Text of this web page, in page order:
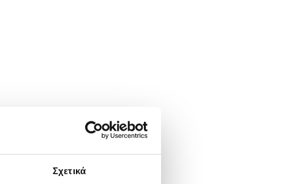
Σχετικά